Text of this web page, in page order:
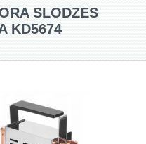
SLODZES
KD5674